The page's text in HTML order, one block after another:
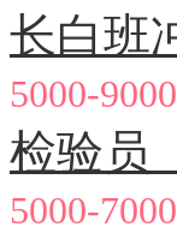
长白班
5000-
检验员
5000-